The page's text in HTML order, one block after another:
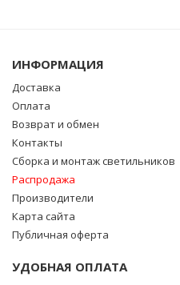
ИНФОРМАЦИЯ
Доставка
Оплата
Возврат и обмен
Контакты
Сборка и монтаж светильников
Распродажа
Производители
Карта сайта
Публичная оферта
УДОБНАЯ ОПЛАТА